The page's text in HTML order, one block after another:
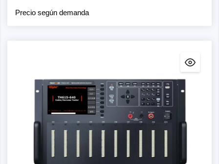
Precio según demanda